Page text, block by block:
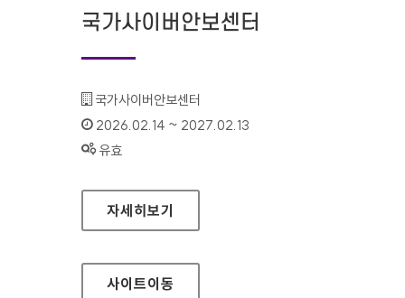
국가사이버안보센터
기관명 :
국가사이버안보센터
인증기간 :
2026.02.14 ~ 2027.02.13
상태 :
유효
국가사이버안보센터
자세히보기
사이트이동